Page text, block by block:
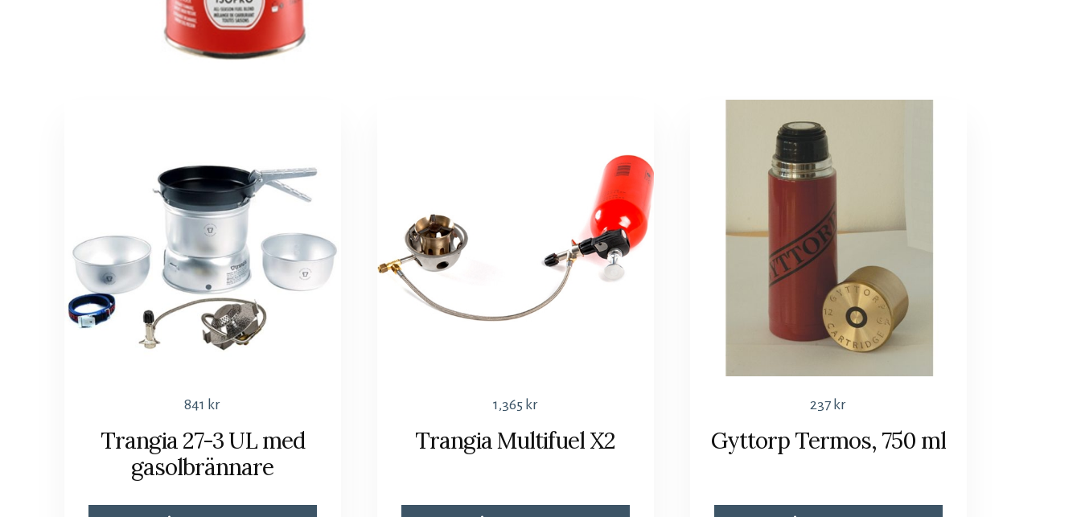
841 kr
Trangia 27-3 UL med
gasolbrännare
1,365 kr
Trangia Multifuel X2
237 kr
Gyttorp Termos, 750 ml